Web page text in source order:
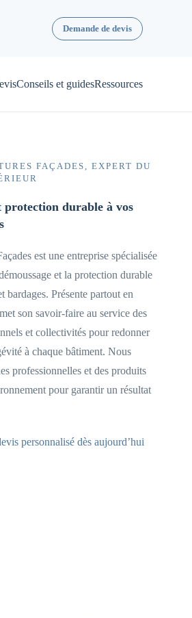
Demande de devis
Conseils et guidesRessources
FAÇADES, EXPERT DU
protection durable à vos
est une entreprise spécialisée
et la protection durable
bardages. Présente partout en
son savoir-faire au service des
et collectivités pour redonner
à chaque bâtiment. Nous
professionnelles et des produits
pour garantir un résultat
personnalisé dès aujourd’hui